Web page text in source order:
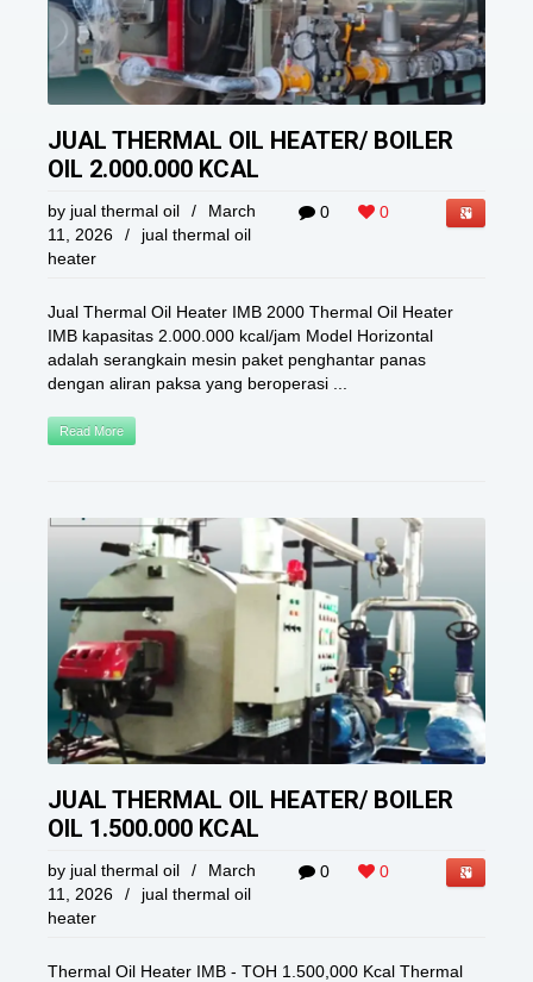
JUAL THERMAL OIL HEATER/ BOILER
OIL 2.000.000 KCAL
0 0
by jual thermal oil /
March
11, 2026
/
jual thermal oil
heater
Jual Thermal Oil Heater IMB 2000 Thermal Oil Heater
IMB kapasitas 2.000.000 kcal/jam Model Horizontal
adalah serangkain mesin paket penghantar panas
dengan aliran paksa yang beroperasi ...
Read More
JUAL THERMAL OIL HEATER/ BOILER
OIL 1.500.000 KCAL
0 0
by jual thermal oil /
March
11, 2026
/
jual thermal oil
heater
Thermal Oil Heater IMB - TOH 1.500,000 Kcal Thermal